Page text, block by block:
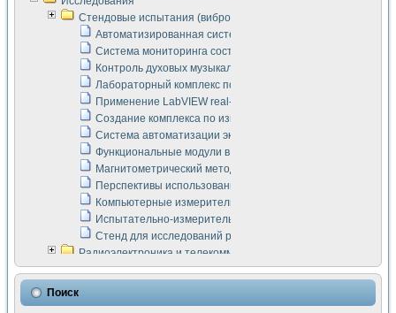
Стендовые испытания (виброакустика, тензометрия и т.п.)
Автоматизированная система измерения параметров
Система мониторинга состояния тяговых
Контроль духовых музыкальных инструментов
Лабораторный комплекс по исследованию элементной
Применение LabVIEW real-time module для
Создание комплекса по измерению скорости подвижного
Система автоматизации экспериментальных
Функциональные модули в стандарте Nl SCXI для
Магнитометрический метод в дефектоскопии сварных
Перспективы использования машинного зрения в
Компьютерные измерительные системы для
Испытательно-измерительный комплекс аппаратуры для
Стенд для исследований рабочих процессов ДВС в
Радиоэлектроника и телекоммуникации
LabVIEW в расчетах радиолиний систем передачи данных
Аппаратно-программный комплекс для исследования
Виртуальный лабораторный стенд для исследования
Поиск